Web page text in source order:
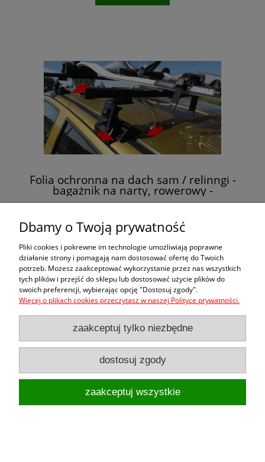
Folia ochronna na dach sam / relinngi -
bagażnik na narty, rowerowy -
przeźroczysta
do koszyka
Dbamy o Twoją prywatność
Pliki cookies i pokrewne im technologie umożliwiają poprawne
działanie strony i pomagają nam dostosować ofertę do Twoich
potrzeb. Możesz zaakceptować wykorzystanie przez nas wszystkich
tych plików i przejść do sklepu lub dostosować użycie plików do
swoich preferencji, wybierając opcję "Dostosuj zgody".
Więcej o plikach cookies przeczytasz w naszej Polityce prywatności.
zaakceptuj tylko niezbędne
dostosuj zgody
zaakceptuj wszystkie